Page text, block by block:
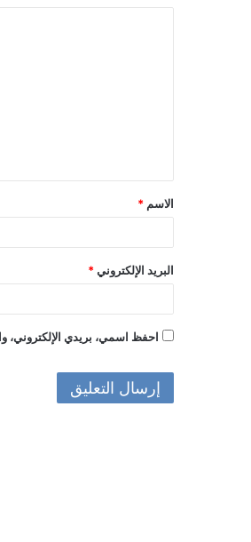
ق
*
الاسم *
البريد الإلكتروني *
احفظ اسمي، بريدي الإلكتروني،